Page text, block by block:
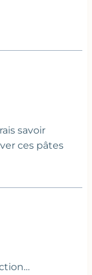
savoir
ces pâtes